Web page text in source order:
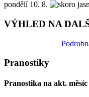
pondělí 10. 8.
VÝHLED NA
Pranostiky
Pranostika na akt. měsíc